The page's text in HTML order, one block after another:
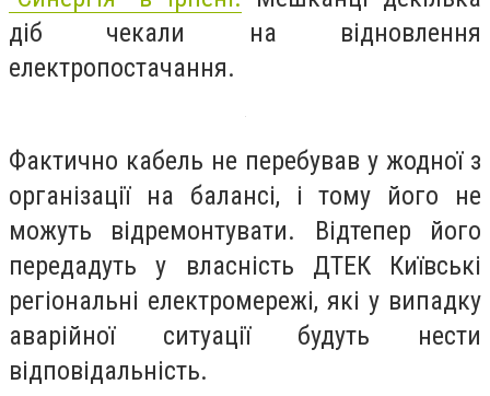
діб чекали на відновлення
електропостачання.
Фактично кабель не перебував у жодної з
організації на балансі, і тому його не
можуть відремонтувати. Відтепер його
передадуть у власність ДТЕК Київські
регіональні електромережі, які у випадку
аварійної ситуації будуть нести
відповідальність.